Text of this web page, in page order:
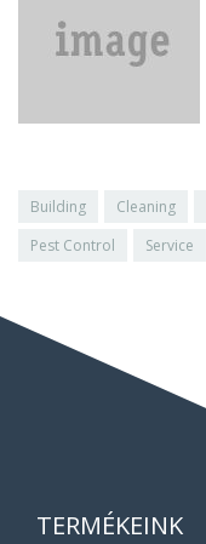
Building Cleaning
Pest Control
Service
TERMÉKEINK